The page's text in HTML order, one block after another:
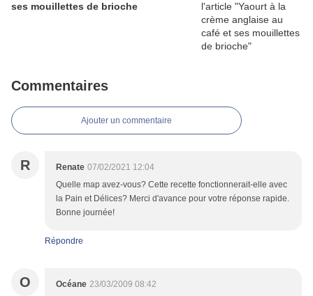
ses mouillettes de brioche
Commentaires
Ajouter un commentaire
R Renate 07/02/2021 12:04
Quelle map avez-vous? Cette recette fonctionnerait-elle avec
la Pain et Délices? Merci d'avance pour votre réponse rapide.
Bonne journée!
Répondre
O Océane 23/03/2009 08:42